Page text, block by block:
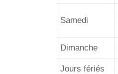
Samedi
Dimanche
Jours fériés